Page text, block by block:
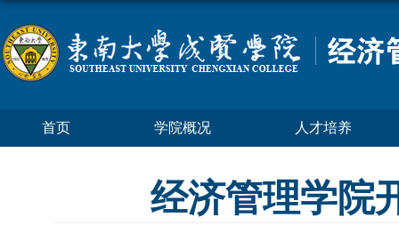
首页 学院概况 人才培养
经济管理学院